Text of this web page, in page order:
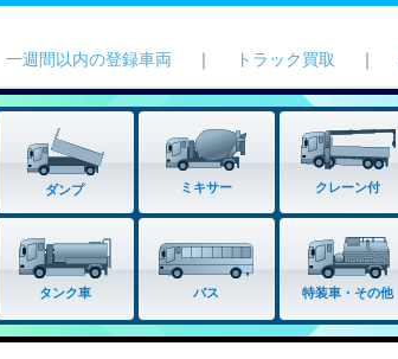
一週間以内の登録車両 ｜ トラック買取 ｜
ダンプ ミキサー クレーン付
タンク車 バス 特装車・その他